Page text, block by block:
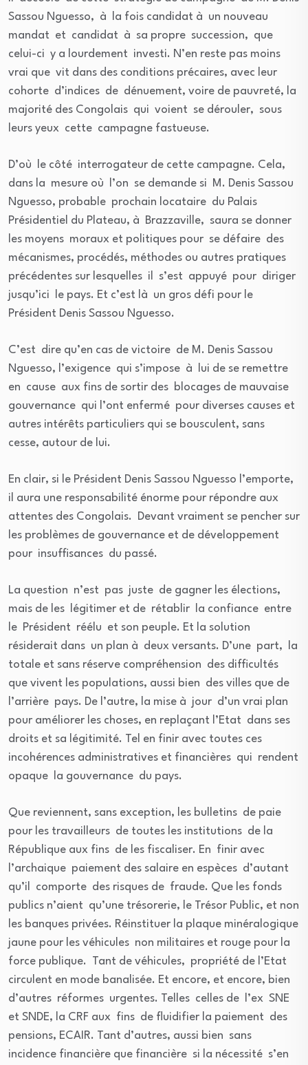
Sassou Nguesso, à la fois candidat à un nouveau
mandat et candidat à sa propre succession, que
celui-ci y a lourdement investi. N’en reste pas moins
vrai que vit dans des conditions précaires, avec leur
cohorte d’indices de dénuement, voire de pauvreté, la
majorité des Congolais qui voient se dérouler, sous
leurs yeux cette campagne fastueuse.
D’où le côté interrogateur de cette campagne. Cela,
dans la mesure où l’on se demande si M. Denis Sassou
Nguesso, probable prochain locataire du Palais
Présidentiel du Plateau, à Brazzaville, saura se donner
les moyens moraux et politiques pour se défaire des
mécanismes, procédés, méthodes ou autres pratiques
précédentes sur lesquelles il s’est appuyé pour diriger
jusqu’ici le pays. Et c’est là un gros défi pour le
Président Denis Sassou Nguesso.
C’est dire qu’en cas de victoire de M. Denis Sassou
Nguesso, l’exigence qui s’impose à lui de se remettre
en cause aux fins de sortir des blocages de mauvaise
gouvernance qui l’ont enfermé pour diverses causes et
autres intérêts particuliers qui se bousculent, sans
cesse, autour de lui.
En clair, si le Président Denis Sassou Nguesso l’emporte,
il aura une responsabilité énorme pour répondre aux
attentes des Congolais. Devant vraiment se pencher sur
les problèmes de gouvernance et de développement
pour insuffisances du passé.
La question n’est pas juste de gagner les élections,
mais de les légitimer et de rétablir la confiance entre
le Président réélu et son peuple. Et la solution
résiderait dans un plan à deux versants. D’une part, la
totale et sans réserve compréhension des difficultés
que vivent les populations, aussi bien des villes que de
l’arrière pays. De l’autre, la mise à jour d’un vrai plan
pour améliorer les choses, en replaçant l’Etat dans ses
droits et sa légitimité. Tel en finir avec toutes ces
incohérences administratives et financières qui rendent
opaque la gouvernance du pays.
Que reviennent, sans exception, les bulletins de paie
pour les travailleurs de toutes les institutions de la
République aux fins de les fiscaliser. En finir avec
l’archaique paiement des salaire en espèces d’autant
qu’il comporte des risques de fraude. Que les fonds
publics n’aient qu’une trésorerie, le Trésor Public, et non
les banques privées. Réinstituer la plaque minéralogique
jaune pour les véhicules non militaires et rouge pour la
force publique. Tant de véhicules, propriété de l’Etat
circulent en mode banalisée. Et encore, et encore, bien
d’autres réformes urgentes. Telles celles de l’ex SNE
et SNDE, la CRF aux fins de fluidifier la paiement des
pensions, ECAIR. Tant d’autres, aussi bien sans
incidence financière que financière si la nécessité s’en